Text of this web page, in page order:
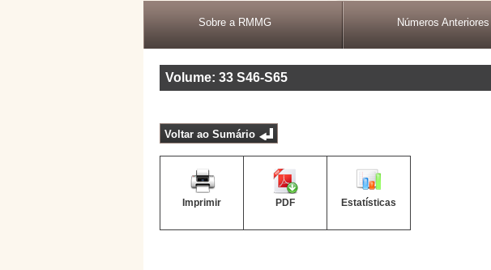
Sobre a RMMG Números Anteriores
Volume: 33 S46-S65
Voltar ao Sumário
Imprimir PDF Estatísticas